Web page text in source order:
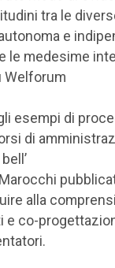
tra le
e
le medesime
Welforum
esempi di
di
alla
e co-